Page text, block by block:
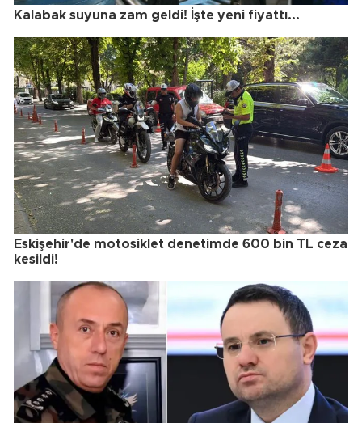
Kalabak suyuna zam geldi! İşte yeni fiyattı...
Eskişehir'de motosiklet denetimde 600 bin TL ceza
kesildi!